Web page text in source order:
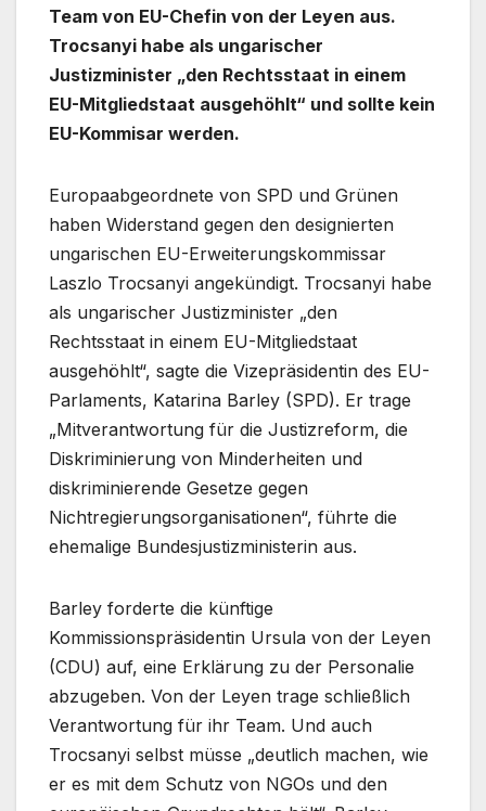
Team von EU-Chefin von der Leyen aus.
Trocsanyi habe als ungarischer
Justizminister „den Rechtsstaat in einem
EU-Mitgliedstaat ausgehöhlt“ und sollte kein
EU-Kommisar werden.
Europaabgeordnete von SPD und Grünen
haben Widerstand gegen den designierten
ungarischen EU-Erweiterungskommissar
Laszlo Trocsanyi angekündigt. Trocsanyi habe
als ungarischer Justizminister „den
Rechtsstaat in einem EU-Mitgliedstaat
ausgehöhlt“, sagte die Vizepräsidentin des EU-
Parlaments, Katarina Barley (SPD). Er trage
„Mitverantwortung für die Justizreform, die
Diskriminierung von Minderheiten und
diskriminierende Gesetze gegen
Nichtregierungsorganisationen“, führte die
ehemalige Bundesjustizministerin aus.
Barley forderte die künftige
Kommissionspräsidentin Ursula von der Leyen
(CDU) auf, eine Erklärung zu der Personalie
abzugeben. Von der Leyen trage schließlich
Verantwortung für ihr Team. Und auch
Trocsanyi selbst müsse „deutlich machen, wie
er es mit dem Schutz von NGOs und den